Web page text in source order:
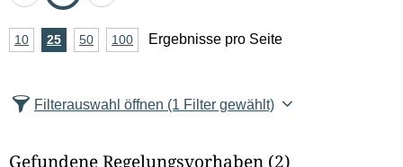
zurück
vor
A
z
10Ergebnisse
25Ergebnisse
50Ergebnisse
100Ergebnisse
Ergebnisse pro Seite
Filterauswahl öffnen (1 Filter gewählt)
Gefundene Regelungsvorhaben (2)